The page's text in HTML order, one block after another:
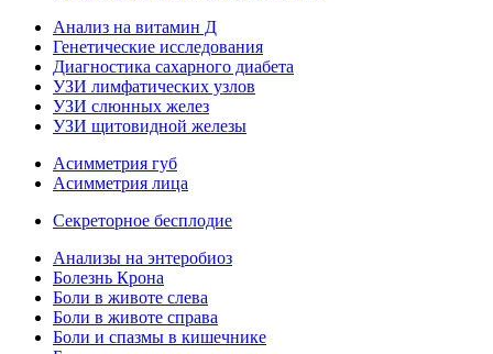
Анализ на витамин Д
Генетические исследования
Диагностика сахарного диабета
УЗИ лимфатических узлов
УЗИ слюнных желез
УЗИ щитовидной железы
Асимметрия губ
Асимметрия лица
Секреторное бесплодие
Анализы на энтеробиоз
Болезнь Крона
Боли в животе слева
Боли в животе справа
Боли и спазмы в кишечнике